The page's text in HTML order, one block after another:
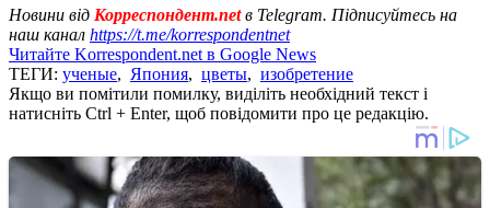
Новини від Корреспондент.netв Telegram. Підписуйтесь на
наш канал https://t.me/korrespondentnet
Читайте Korrespondent.net в Google News
ТЕГИ: ученые, Япония, цветы, изобретение
Якщо ви помітили помилку, виділіть необхідний текст і
натисніть Ctrl + Enter, щоб повідомити про це редакцію.